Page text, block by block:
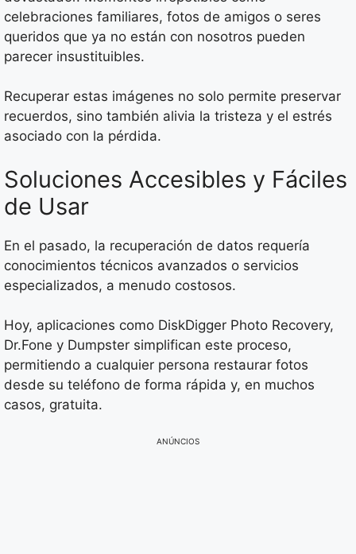
celebraciones familiares, fotos de amigos o seres
queridos que ya no están con nosotros pueden
parecer insustituibles.
Recuperar estas imágenes no solo permite preservar
recuerdos, sino también alivia la tristeza y el estrés
asociado con la pérdida.
Soluciones Accesibles y Fáciles
de Usar
En el pasado, la recuperación de datos requería
conocimientos técnicos avanzados o servicios
especializados, a menudo costosos.
Hoy, aplicaciones como DiskDigger Photo Recovery,
Dr.Fone y Dumpster simplifican este proceso,
permitiendo a cualquier persona restaurar fotos
desde su teléfono de forma rápida y, en muchos
casos, gratuita.
ANÚNCIOS